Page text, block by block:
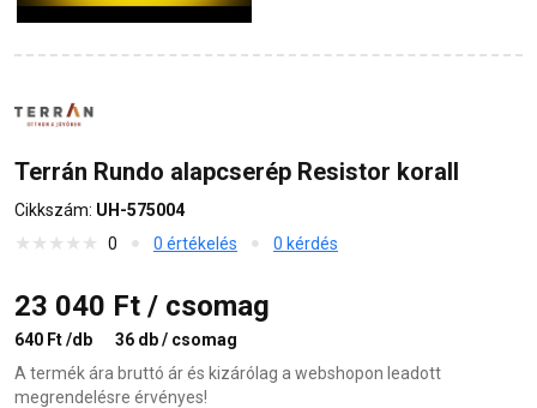
Terrán Rundo alapcserép Resistor korall
Cikkszám: UH-575004
0
0 értékelés 0 kérdés
23 040 Ft / csomag
640 Ft /db
36 db / csomag
A termék ára bruttó ár és kizárólag a webshopon leadott
megrendelésre érvényes!